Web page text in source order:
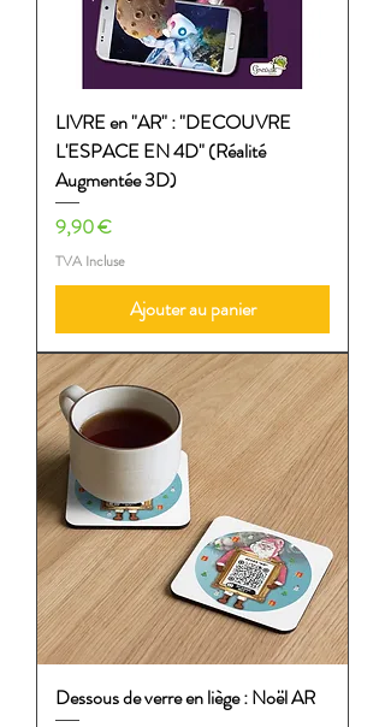
LIVRE en "AR" : "DECOUVRE
L'ESPACE EN 4D" (Réalité
Augmentée 3D)
Prix
9,90 €
TVA Incluse
Ajouter au panier
Dessous de verre en liège : Noël AR